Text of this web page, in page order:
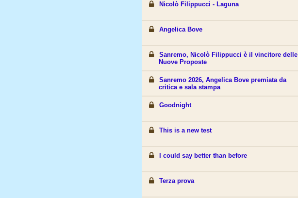
Nicolò Filippucci - Laguna
Angelica Bove
Sanremo, Nicolò Filippucci è il vincitore delle
Nuove Proposte
Sanremo 2026, Angelica Bove premiata da
critica e sala stampa
Goodnight
This is a new test
I could say better than before
Terza prova